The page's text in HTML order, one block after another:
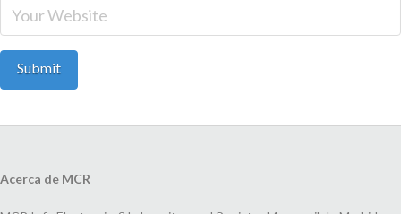
Acerca de MCR